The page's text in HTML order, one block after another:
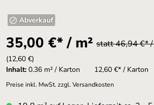
Abverkauf
35,00 €* / m² statt 46,94 €*
(12,60 €)
Inhalt: 0.36 m² / Karton 12,60 €* / Karton
Preise inkl. MwSt. zzgl. Versandkosten